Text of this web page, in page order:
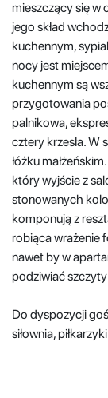
mieszczący się w
jego skład
kuchennym,
nocy jest
kuchennym są
przygotowania
palnikowa,
cztery krzesła.
łóżku
który wyjście z
stonowanych
komponują z
robiąca wrażenie
nawet by w
podziwiać
Do dyspozycji
siłownia,